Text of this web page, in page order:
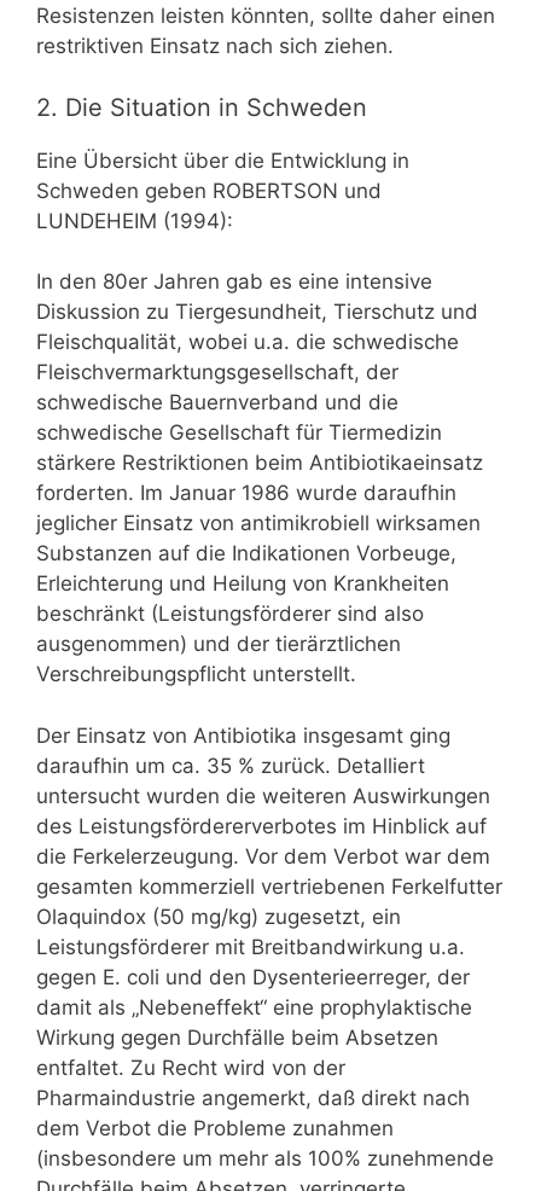
Resistenzen leisten könnten, sollte daher einen
restriktiven Einsatz nach sich ziehen.
2. Die Situation in Schweden
Eine Übersicht über die Entwicklung in
Schweden geben ROBERTSON und
LUNDEHEIM (1994):
In den 80er Jahren gab es eine intensive
Diskussion zu Tiergesundheit, Tierschutz und
Fleischqualität, wobei u.a. die schwedische
Fleischvermarktungsgesellschaft, der
schwedische Bauernverband und die
schwedische Gesellschaft für Tiermedizin
stärkere Restriktionen beim Antibiotikaeinsatz
forderten. Im Januar 1986 wurde daraufhin
jeglicher Einsatz von antimikrobiell wirksamen
Substanzen auf die Indikationen Vorbeuge,
Erleichterung und Heilung von Krankheiten
beschränkt (Leistungsförderer sind also
ausgenommen) und der tierärztlichen
Verschreibungspflicht unterstellt.
Der Einsatz von Antibiotika insgesamt ging
daraufhin um ca. 35 % zurück. Detalliert
untersucht wurden die weiteren Auswirkungen
des Leistungsfördererverbotes im Hinblick auf
die Ferkelerzeugung. Vor dem Verbot war dem
gesamten kommerziell vertriebenen Ferkelfutter
Olaquindox (50 mg/kg) zugesetzt, ein
Leistungsförderer mit Breitbandwirkung u.a.
gegen E. coli und den Dysenterieerreger, der
damit als „Nebeneffekt“ eine prophylaktische
Wirkung gegen Durchfälle beim Absetzen
entfaltet. Zu Recht wird von der
Pharmaindustrie angemerkt, daß direkt nach
dem Verbot die Probleme zunahmen
(insbesondere um mehr als 100% zunehmende